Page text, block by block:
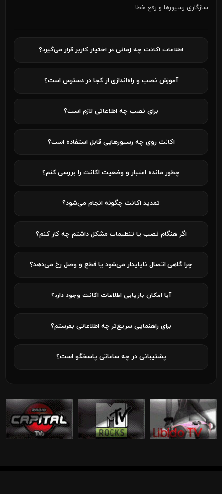
سازگاری رسیورها و رفع خطا.
اطلاعات اکانت چه زمانی در اختیار کاربر قرار می‌گیرد؟
آموزش نصب و راه‌اندازی از کجا در دسترس است؟
برای نصب چه اطلاعاتی لازم است؟
اکانت روی چه رسیورهایی قابل استفاده است؟
چطور مانده اعتبار و وضعیت اکانت را بررسی کنم؟
تمدید اکانت چگونه انجام می‌شود؟
اگر هنگام نصب یا تنظیمات مشکل داشتم چه کار کنم؟
چرا گاهی اتصال ناپایدار می‌شود یا قطع و وصل رخ می‌دهد؟
آیا امکان بازیابی اطلاعات اکانت وجود دارد؟
برای راهنمایی سریع‌تر چه اطلاعاتی بفرستم؟
پشتیبانی در چه ساعاتی پاسخگو است؟